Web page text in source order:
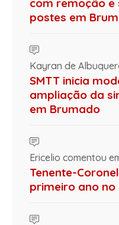
postes em
Kayran de
SMTT inicia
ampliação da
em Brumado
Ericelio comentou
Tenente-
primeiro ano no